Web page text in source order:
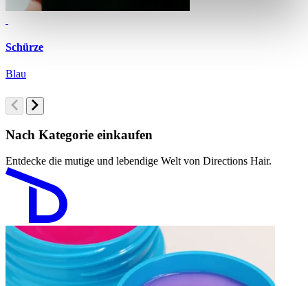
Schürze
Blau
Nach Kategorie einkaufen
Entdecke die mutige und lebendige Welt von Directions Hair.